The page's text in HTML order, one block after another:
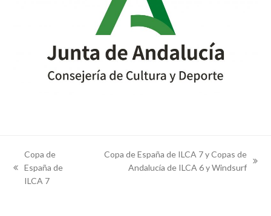
previous
post:
Copa de
España de
ILCA 7
Copa de España de ILCA 7 y Copas de
Andalucía de ILCA 6 y Windsurf